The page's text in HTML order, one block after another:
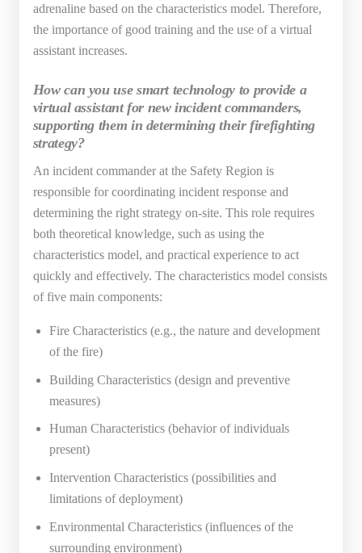
adrenaline based on the characteristics model. Therefore,
the importance of good training and the use of a virtual
assistant increases.
How can you use smart technology to provide a
virtual assistant for new incident commanders,
supporting them in determining their firefighting
strategy?
An incident commander at the Safety Region is
responsible for coordinating incident response and
determining the right strategy on-site. This role requires
both theoretical knowledge, such as using the
characteristics model, and practical experience to act
quickly and effectively. The characteristics model consists
of five main components:
Fire Characteristics (e.g., the nature and development
of the fire)
Building Characteristics (design and preventive
measures)
Human Characteristics (behavior of individuals
present)
Intervention Characteristics (possibilities and
limitations of deployment)
Environmental Characteristics (influences of the
surrounding environment)